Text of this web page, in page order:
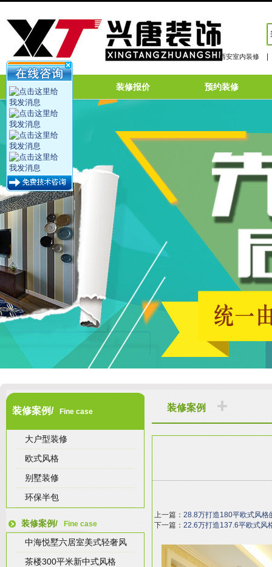
西安室内装修
网站首页 装修报价 预约装修
装修案例/ Fine case
大户型装修
欧式风格
别墅装修
环保半包
装修案例/ Fine case
中海悦墅六居室美式轻奢风
茶楼300平米新中式风格
装修案例
上一篇： 28.8万打造180平欧式风格
下一篇： 22.6万打造137.6平欧式风